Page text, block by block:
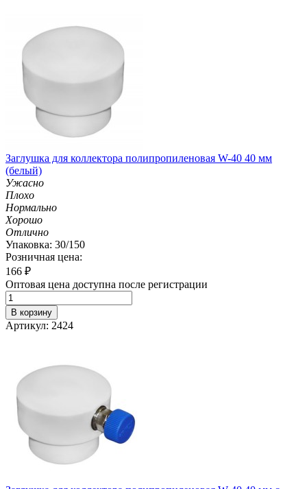
Заглушка для коллектора полипропиленовая W-40 40 мм
(белый)
Ужасно
Плохо
Нормально
Хорошо
Отлично
Упаковка: 30/150
Розничная цена:
166 ₽
Оптовая цена доступна после регистрации
В корзину
Артикул: 2424